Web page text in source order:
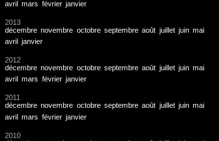
avril
mars février janvier
2013
décembre novembre octobre septembre août juillet juin mai
avril
janvier
2012
décembre novembre octobre septembre août juillet juin mai
avril
mars février janvier
2011
décembre novembre octobre septembre août juillet juin mai
avril mars février janvier
2010